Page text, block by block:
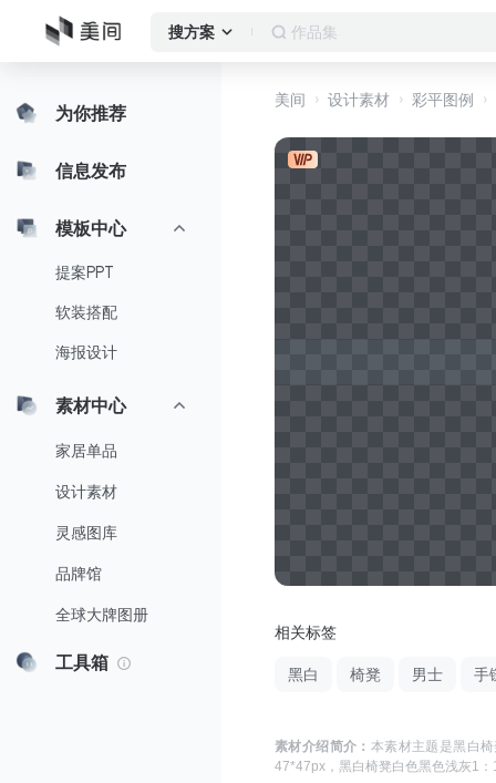
搜方案 作品集
为你推荐
信息发布
模板中心
提案PPT
软装搭配
海报设计
素材中心
家居单品
设计素材
灵感图库
品牌馆
全球大牌图册
工具箱
美间 设计素材 彩平图例
相关标签
黑白 椅凳 男士 手
素材介绍简介： 本素材主题是黑白
47*47px， 黑白椅凳白色黑色浅灰1